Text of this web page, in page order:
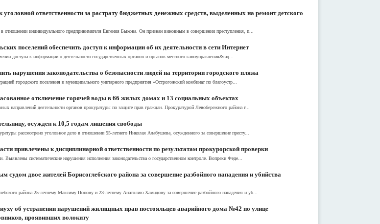
ответственности за растрату бюджетных денежных средств, выделенных на ремонт детского
отношении индивидуального предпринимателя Евгения Быкова. Он признан виновным в совершении преступления, п...
поселений обеспечить доступ к информации об их деятельности в сети Интернет
доступа к информации о деятельности государственных органов и органов местного самоуправления&raq...
нарушения законодательства о безопасности людей на территории городского пляжа
городского поселения и муниципального унитарного предприятия «Острогожский комбинат по благоустр...
отключение горячей воды в 66 жилых домах и 13 социальных объектах
направлений деятельности органов прокуратуры по защите прав граждан. Прокуратурой Левобережного района г...
осужден к 10,5 годам лишения свободы
рассмотрено уголовное дело в отношении 55-летнего Николая Алабушева, осужденного за совершение престу...
привлечены к дисциплинарной ответственности по результатам прокурорской проверки
систематические нарушения исполнения законодательства о государственном контроле. Вопреки Феде...
двое жителей Борисоглебского района за совершение разбойного нападения и убийства
района 25-летнему Максиму Попову и 23-летнему Анатолию Хамидову за совершение разбойного нападения и уб...
об устранении нарушений жилищных прав постояльцев аварийного дома №42 по улице
проявивших волокиту